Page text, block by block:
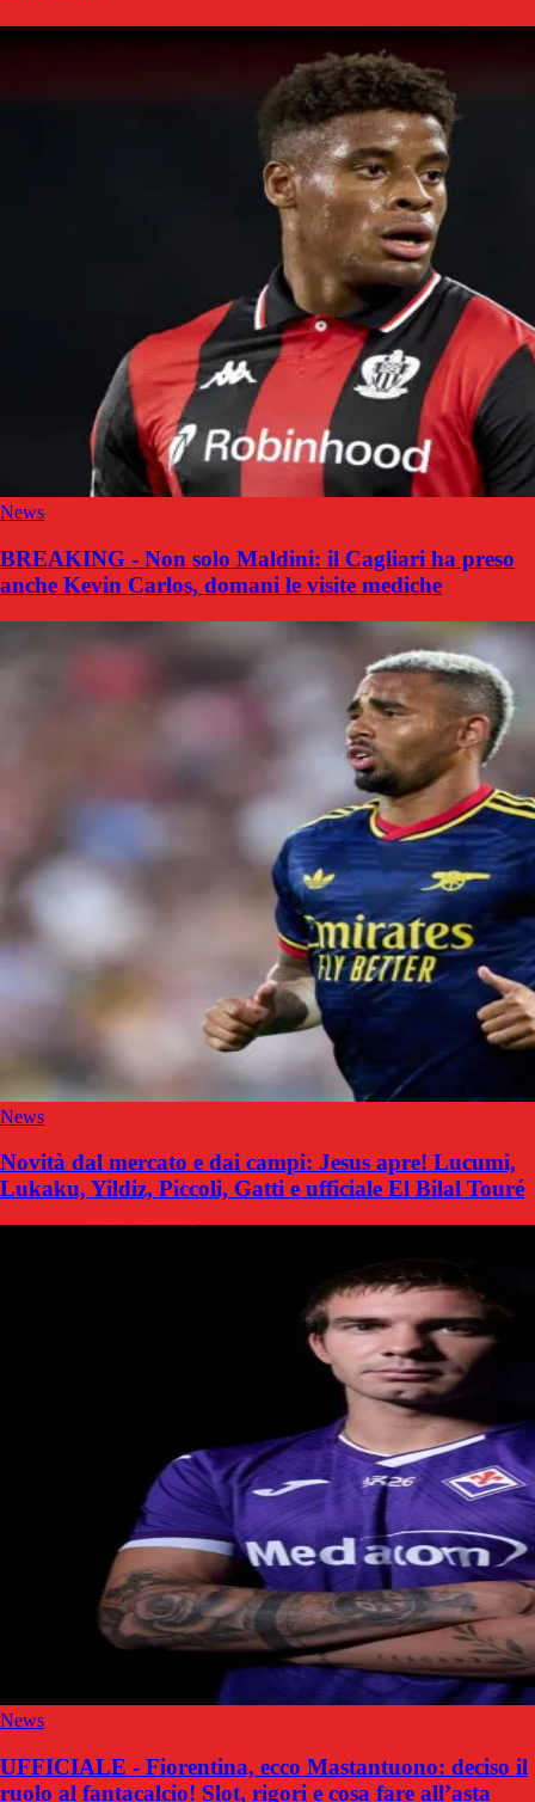
News
BREAKING - Non solo Maldini: il Cagliari ha preso
anche Kevin Carlos, domani le visite mediche
News
Novità dal mercato e dai campi: Jesus apre! Lucumi,
Lukaku, Yildiz, Piccoli, Gatti e ufficiale El Bilal Touré
News
UFFICIALE - Fiorentina, ecco Mastantuono: deciso il
ruolo al fantacalcio! Slot, rigori e cosa fare all’asta